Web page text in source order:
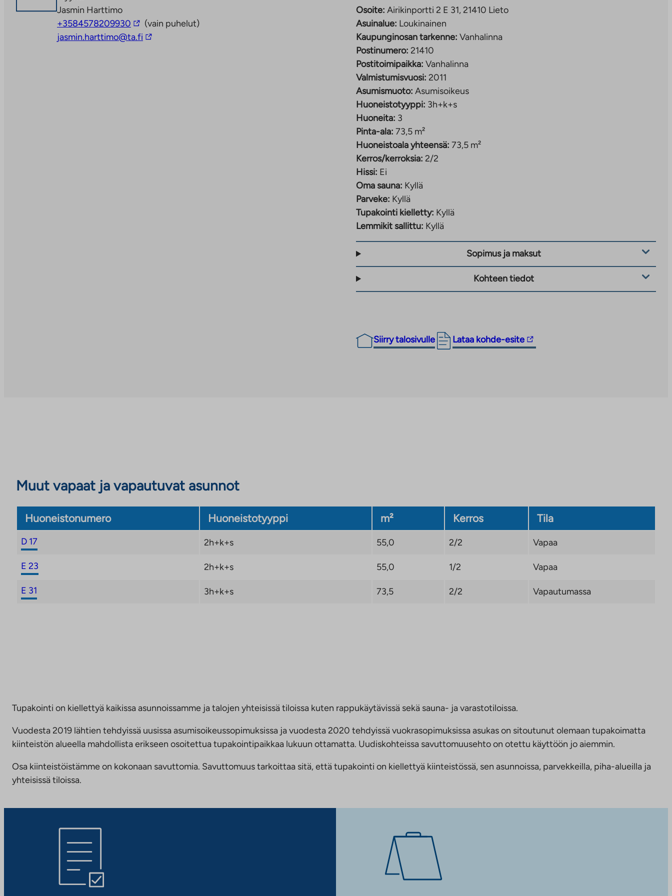
Jasmin Harttimo
+3584578209930 Linkki
vie
(vain puhelut)
jasmin.harttimo@ta.fi Linkki
Osoite: Airikinportti 2 E 31, 21410 Lieto
Asuinalue: Loukinainen
Kaupunginosan tarkenne: Vanhalinna
Postinumero: 21410
Postitoimipaikka: Vanhalinna
Valmistumisvuosi: 2011
Asumismuoto: Asumisoikeus
Huoneistotyyppi: 3h+k+s
Huoneita: 3
Pinta-ala: 73,5 m²
Huoneistoala yhteensä: 73,5 m²
Kerros/kerroksia: 2/2
Hissi: Ei
Oma sauna: Kyllä
Parveke: Kyllä
Tupakointi kielletty: Kyllä
Lemmikit sallittu: Kyllä
Sopimus ja maksut
Kohteen tiedot
Siirry talosivulle Lataa kohde-esite
Linkki
vie
Muut vapaat ja vapautuvat asunnot
Huoneistonumero Huoneistotyyppi m² Kerros Tila
D 17 2h+k+s 55,0 2/2 Vapaa
E 23 2h+k+s 55,0 1/2 Vapaa
E 31 3h+k+s 73,5 2/2 Vapautumassa
Tupakointi on kiellettyä kaikissa asunnoissamme ja talojen yhteisissä tiloissa kuten rappukäytävissä sekä sauna- ja varastotiloissa.
Vuodesta 2019 lähtien tehdyissä uusissa asumisoikeussopimuksissa ja vuodesta 2020 tehdyissä vuokrasopimuksissa asukas on sitoutunut olemaan tupakoimatta
kiinteistön alueella mahdollista erikseen osoitettua tupakointipaikkaa lukuun ottamatta. Uudiskohteissa savuttomuusehto on otettu käyttöön jo aiemmin.
Osa kiinteistöistämme on kokonaan savuttomia. Savuttomuus tarkoittaa sitä, että tupakointi on kiellettyä kiinteistössä, sen asunnoissa, parvekkeilla, piha-alueilla ja
yhteisissä tiloissa.